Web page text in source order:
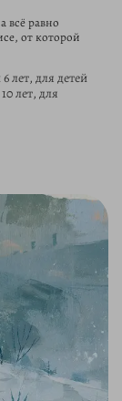
всё равно
от которой
лет, для детей
лет, для